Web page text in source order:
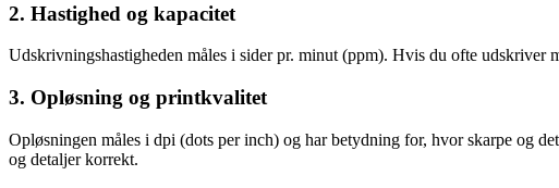
2. Hastighed og kapacitet
Udskrivningshastigheden måles i sider pr. minut (ppm). Hvis du ofte udskriver
3. Opløsning og printkvalitet
Opløsningen måles i dpi (dots per inch) og har betydning for, hvor skarpe og
og detaljer korrekt.